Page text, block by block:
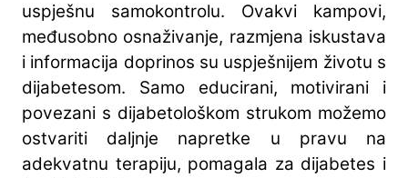
uspješnu samokontrolu. Ovakvi kampovi,
međusobno osnaživanje, razmjena iskustava
i informacija doprinos su uspješnijem životu s
dijabetesom. Samo educirani, motivirani i
povezani s dijabetološkom strukom možemo
ostvariti daljnje napretke u pravu na
adekvatnu terapiju, pomagala za dijabetes i